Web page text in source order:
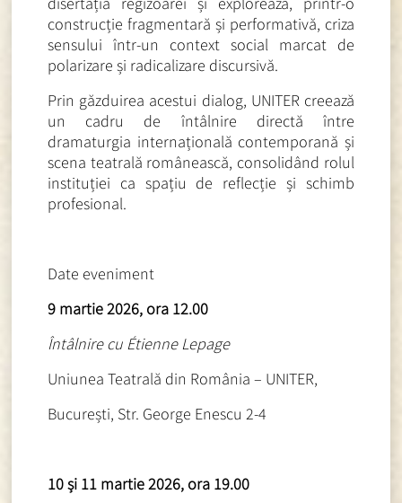
construcție fragmentară și performativă, criza
sensului într-un context social marcat de
polarizare și radicalizare discursivă.
Prin găzduirea acestui dialog, UNITER creează
un cadru de întâlnire directă între
dramaturgia internațională contemporană și
scena teatrală românească, consolidând rolul
instituției ca spațiu de reflecție și schimb
profesional.
Date eveniment
9 martie 2026, ora 12.00
Întâlnire cu Étienne Lepage
Uniunea Teatrală din România – UNITER,
București, Str. George Enescu 2-4
10 și 11 martie 2026, ora 19.00